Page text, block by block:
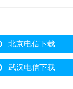
北京电信下载
武汉电信下载